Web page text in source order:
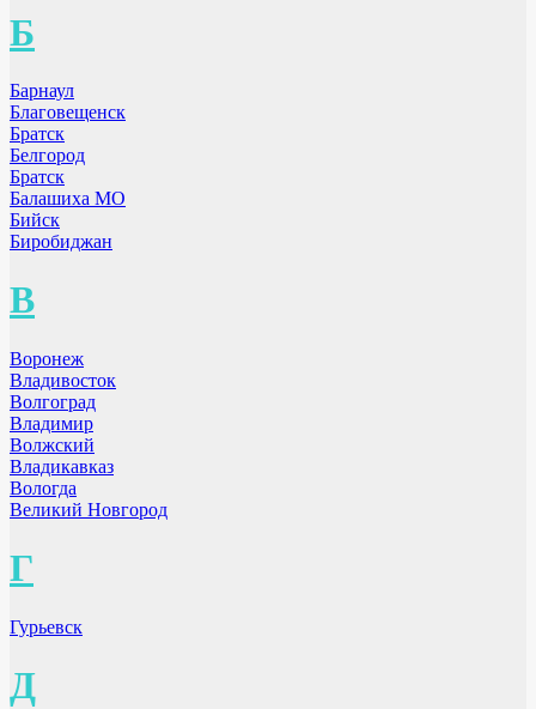
Б
Барнаул
Благовещенск
Братск
Белгород
Братск
Балашиха МО
Бийск
Биробиджан
В
Воронеж
Владивосток
Волгоград
Владимир
Волжский
Владикавказ
Вологда
Великий Новгород
Г
Гурьевск
Д